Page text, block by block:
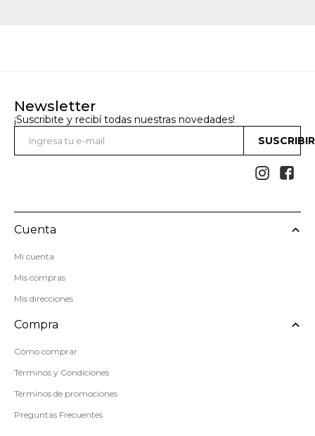
Newsletter
¡Suscribite y recibí todas nuestras novedades!
 
Cuenta
Mi cuenta
Mis compras
Mis direcciones
Compra
Cómo comprar
Términos y Condiciones
Términos de promociones
Preguntas Frecuentes